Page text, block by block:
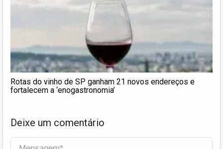
Rotas do vinho de SP ganham 21 novos endereços e
fortalecem a ‘enogastronomia’
Deixe um comentário